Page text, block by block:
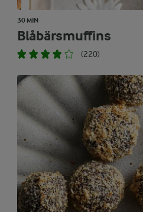
30 MIN
Blåbärsmuffins
(220)